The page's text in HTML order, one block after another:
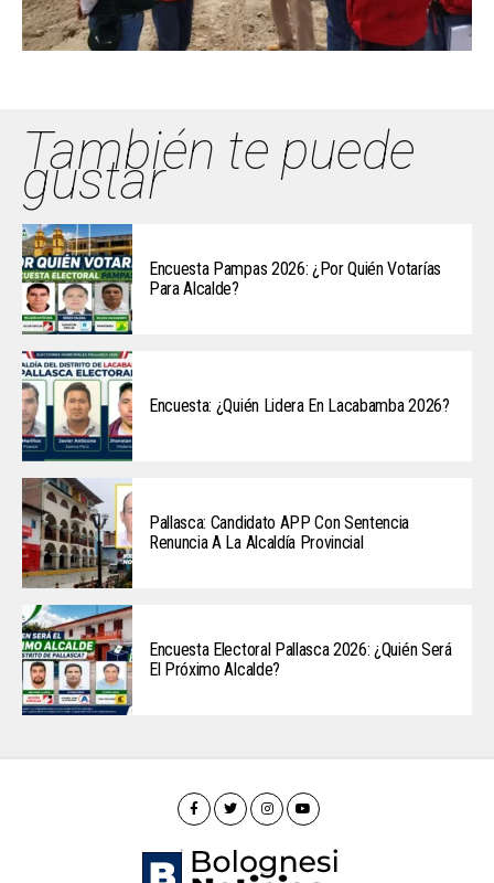
También te puede
gustar
Encuesta Pampas 2026: ¿Por Quién Votarías
Para Alcalde?
Encuesta: ¿Quién Lidera En Lacabamba 2026?
Pallasca: Candidato APP Con Sentencia
Renuncia A La Alcaldía Provincial
Encuesta Electoral Pallasca 2026: ¿Quién Será
El Próximo Alcalde?